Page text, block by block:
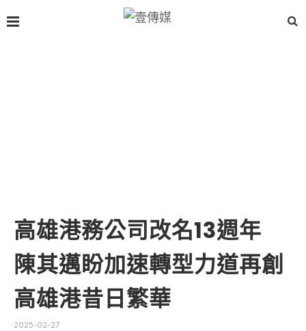
高雄港務公司改名13週年
陳其邁盼加速轉型力道再創
高雄港昔日繁華
2025-02-27